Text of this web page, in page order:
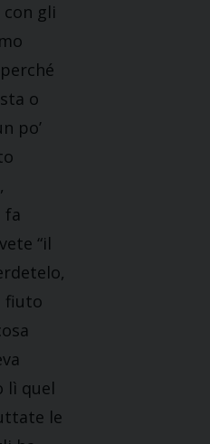
gli
o
po’
fa
“il
fiuto
lì quel
le